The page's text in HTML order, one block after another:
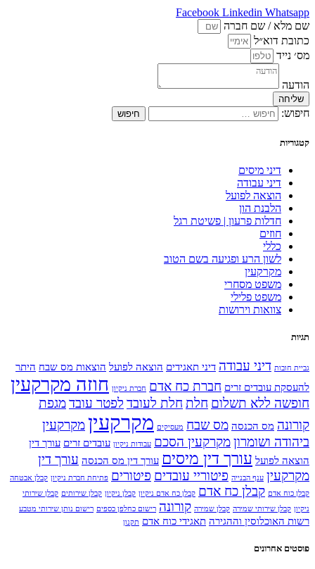
Facebook Linkedin Whatsapp
שם מלא / שם חברה
כתובת דוא״ל
מס׳ נייד
הודעה
שליחה
חיפוש:
קטגוריות
דיני מיסים
דיני עבודה
הוצאה לפועל
הלבנת הון
חדלות פרעון | פשיטת רגל
חוזים
כללי
לשון הרע ופגיעה בשם הטוב
מקרקעין
משפט מסחרי
משפט פלילי
צוואות וירושות
תגיות
גביית חובות דיני עבודה דיני תאגידים הוצאה לפועל הוצאות מס שבח היתר
להעסקת עובדים זרים חברת כח אדם חברת ניקיון חוזה מקרקעין
חופשה ללא תשלום חלת חלת לעובד לפטר עובדמגפת
קורונה מס הכנסה מס שבח מעסיקים מקרקעין מקרקעין
ביהודה ושומרוןמקרקעין הסכם עבודות ניקיון עובדים זרים עורך דין
הוצאה לפועל עורך דין מיסים עורך דין מס הכנסה עורך דין
מקרקעין ענף הבנייה פיטוריי עובדים פיטורים פתיחת חברת ניקיון קבלן אבטחה
קבלן כוח אדם קבלן כח אדם קבלן כח אדם ניקיון קבלן ניקיון קבלן שירותים קבלן שירותי
ניקיון קבלן שירותי שמירה קבלן שמירה קורונה רישום כחלפן כספים רישום נותן שירותי מטבע
רשות האוכלוסין וההגירה תאגידי כוח אדם תקנון
פוסטים אחרונים